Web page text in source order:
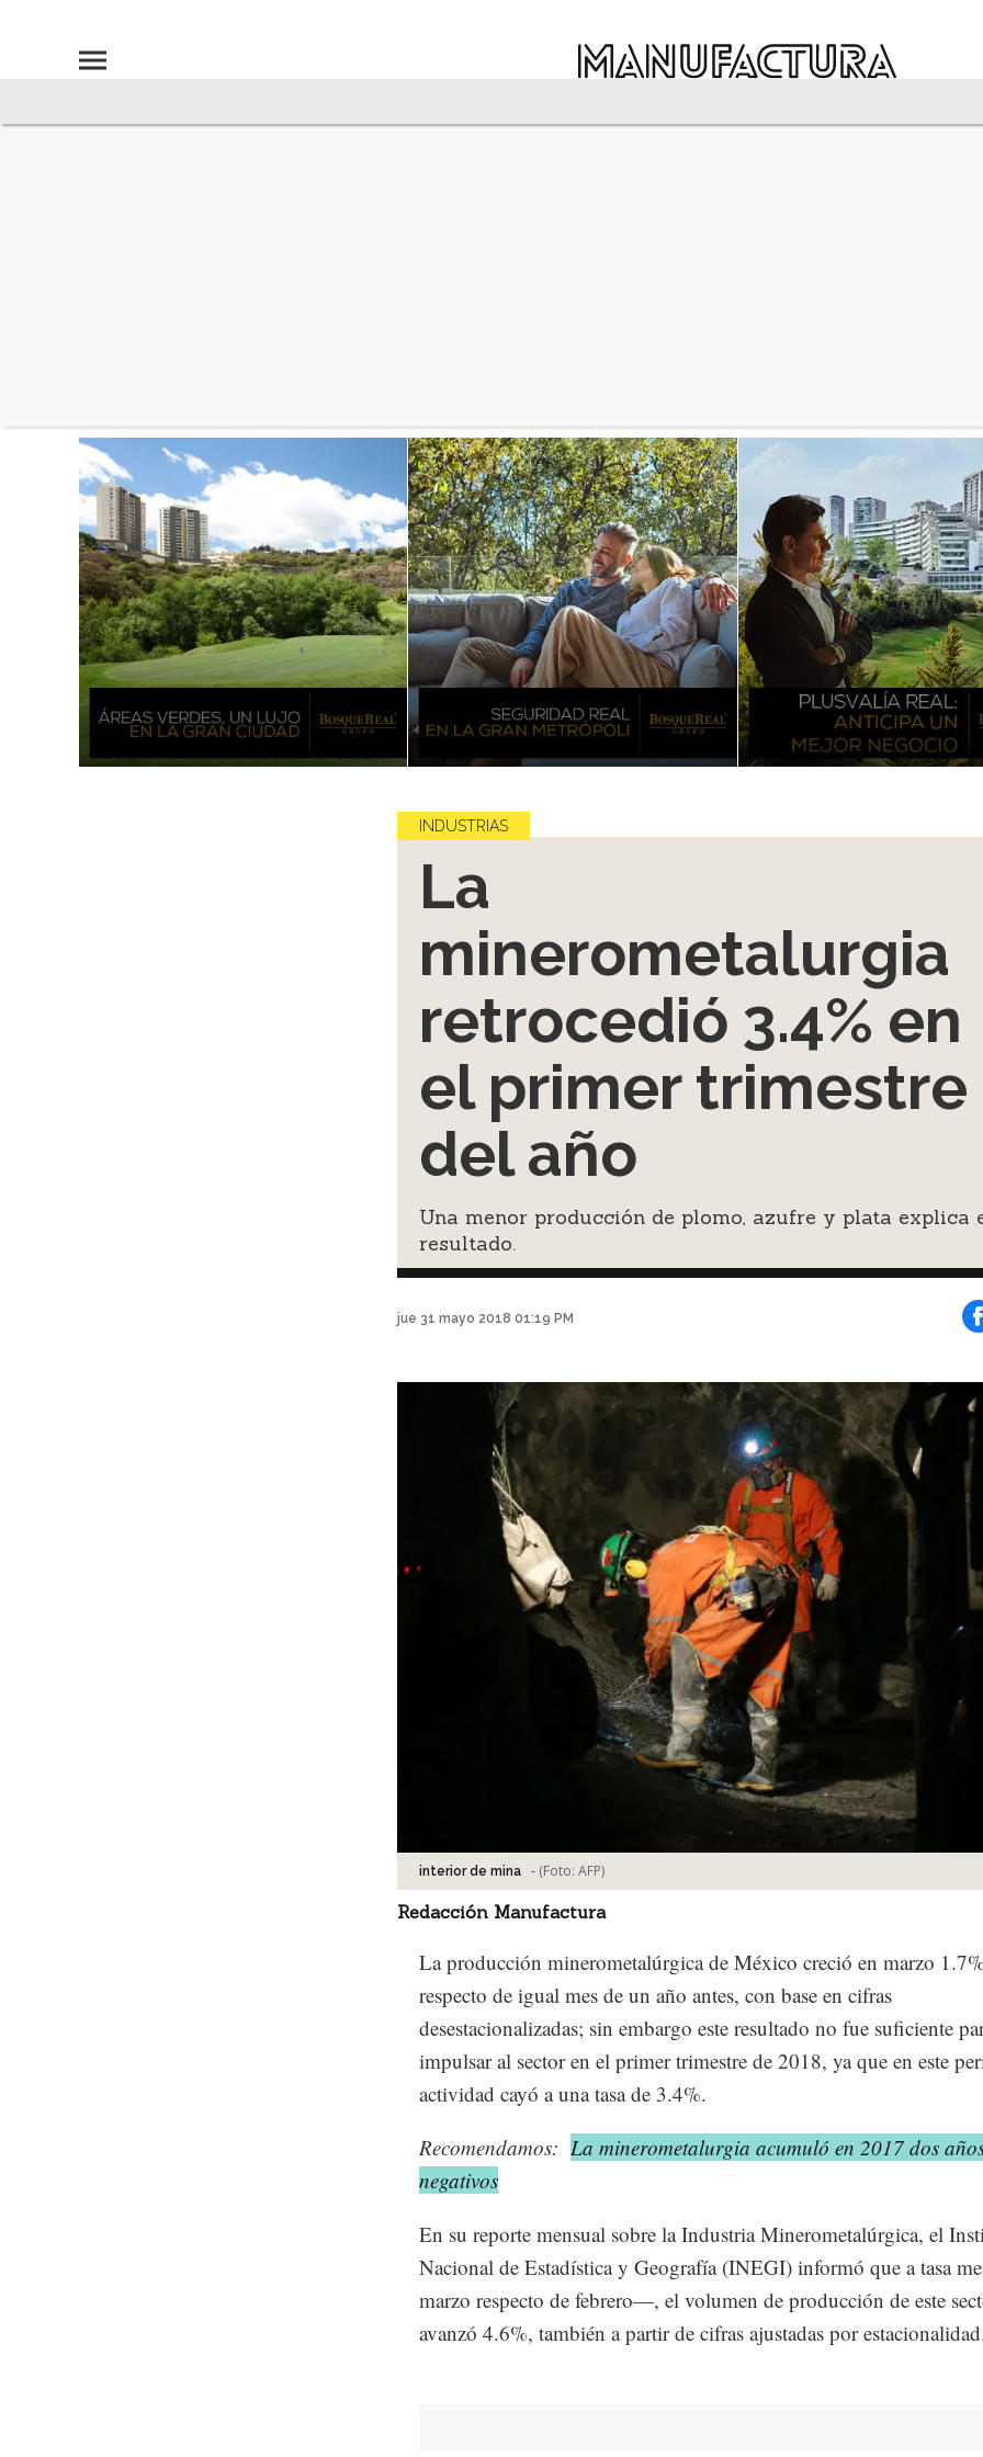
INDUSTRIAS
La
minerometalurgia
retrocedió 3.4% en
el primer trimestre
del año
Una menor producción de plomo, azufre y plata explica
resultado.
jue 31 mayo 2018 01:19 PM
interior de mina - (Foto: AFP)
Redacción Manufactura
La producción minerometalúrgica de México creció en marzo
respecto de igual mes de un año antes, con base en cifras
desestacionalizadas; sin embargo este resultado no fue suficiente
impulsar al sector en el primer trimestre de 2018, ya que en este
actividad cayó a una tasa de 3.4%.
Recomendamos: La minerometalurgia acumuló en 2017 dos
negativos
En su reporte mensual sobre la Industria Minerometalúrgica, el
Nacional de Estadística y Geografía (INEGI) informó que a tasa
marzo respecto de febrero—, el volumen de producción de este
avanzó 4.6%, también a partir de cifras ajustadas por